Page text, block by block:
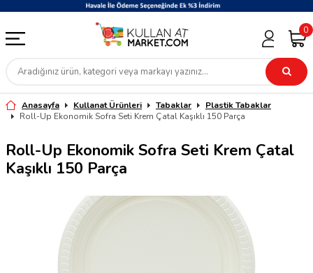
0
Anasayfa Kullanat Ürünleri Tabaklar
Plastik Tabaklar
Roll-Up Ekonomik Sofra Seti Krem Çatal Kaşıklı 150 Parça
Roll-Up Ekonomik Sofra Seti Krem Çatal
Kaşıklı 150 Parça